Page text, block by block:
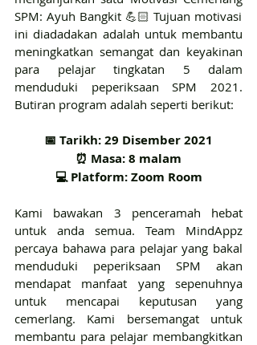
SPM: Ayuh Bangkit 💪🏻 Tujuan motivasi
ini diadadakan adalah untuk membantu
meningkatkan semangat dan keyakinan
para pelajar tingkatan 5 dalam
menduduki peperiksaan SPM 2021.
Butiran program adalah seperti berikut:
📅 Tarikh: 29 Disember 2021
⏰ Masa: 8 malam
💻 Platform: Zoom Room
Kami bawakan 3 penceramah hebat
untuk anda semua. Team MindAppz
percaya bahawa para pelajar yang bakal
menduduki peperiksaan SPM akan
mendapat manfaat yang sepenuhnya
untuk mencapai keputusan yang
cemerlang. Kami bersemangat untuk
membantu para pelajar membangkitkan